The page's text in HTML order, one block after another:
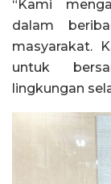
“Kami
dalam
masyarakat.
untuk
lingkungan